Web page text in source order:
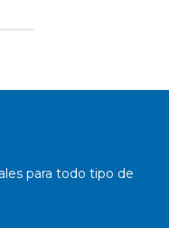
para todo tipo de